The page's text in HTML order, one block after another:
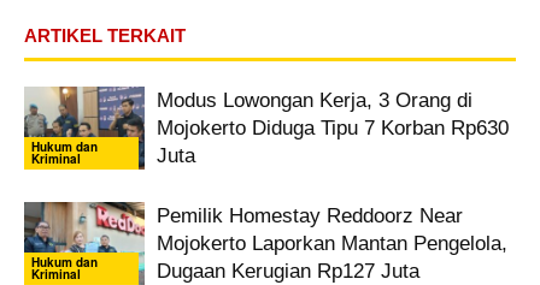
ARTIKEL TERKAIT
Hukum dan
Kriminal
Modus Lowongan Kerja, 3 Orang di
Mojokerto Diduga Tipu 7 Korban Rp630
Juta
Hukum dan
Kriminal
Pemilik Homestay Reddoorz Near
Mojokerto Laporkan Mantan Pengelola,
Dugaan Kerugian Rp127 Juta